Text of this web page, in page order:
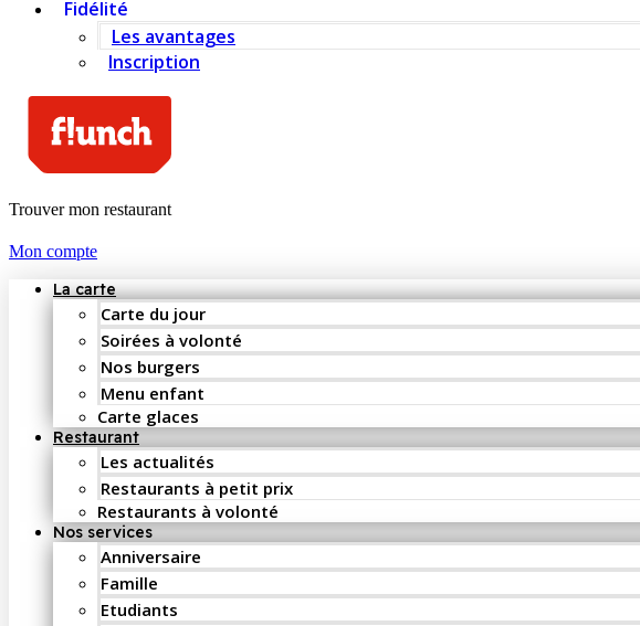
Fidélité
Les avantages
Inscription
Trouver mon restaurant
Mon compte
La carte
Carte du jour
Soirées à volonté
Nos burgers
Menu enfant
Carte glaces
Restaurant
Les actualités
Restaurants à petit prix
Restaurants à volonté
Nos services
Anniversaire
Famille
Etudiants